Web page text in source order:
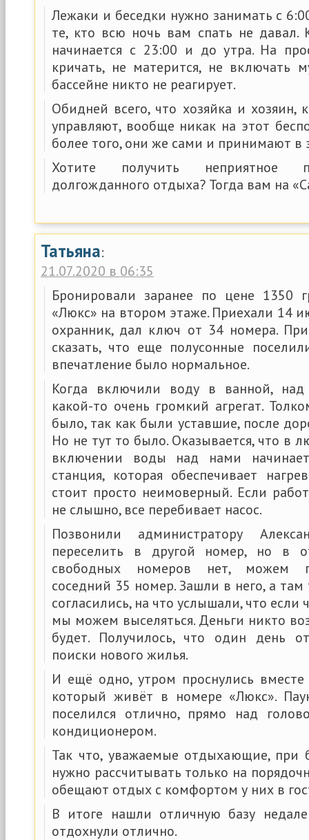
Лежаки и беседки нужно занимать с
те, кто всю ночь вам спать не давал.
начинается с 23:00 и до утра. На
кричать, не матерится, не включать
бассейне никто не реагирует.
Обидней всего, что хозяйка и
управляют, вообще никак на этот
более того, они же сами и принимают в
Хотите получить неприятное
долгожданного отдыха? Тогда вам на
Татьяна:
21.07.2020 в 06:35
Бронировали заранее по цене 1350
«Люкс» на втором этаже. Приехали 14
охранник, дал ключ от 34 номера.
сказать, что еще полусонные
впечатление было нормальное.
Когда включили воду в ванной, над
какой-то очень громкий агрегат.
было, так как были уставшие, после
Но не тут то было. Оказывается, что в
включении воды над нами начинает
станция, которая обеспечивает
стоит просто неимоверный. Если
не слышно, все перебивает насос.
Позвонили администратору
переселить в другой номер, но в
свободных номеров нет, можем
соседний 35 номер. Зашли в него, а
согласились, на что услышали, что если
мы можем выселяться. Деньги никто
будет. Получилось, что один день
поиски нового жилья.
И ещё одно, утром проснулись
который живёт в номере «Люкс».
поселился отлично, прямо над
кондиционером.
Так что, уважаемые отдыхающие, при
нужно рассчитывать только на
обещают отдых с комфортом у них в
В итоге нашли отличную базу
отдохнули отлично.